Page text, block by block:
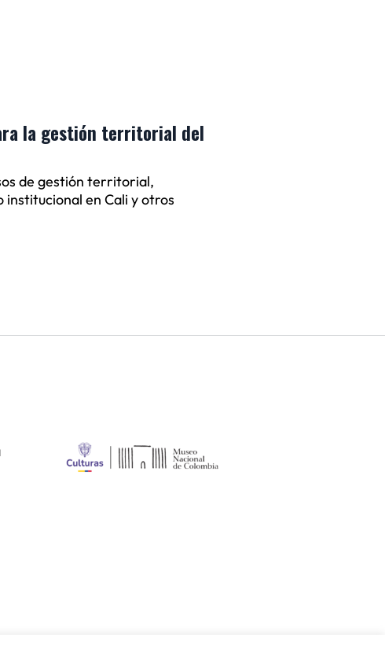
la gestión territorial del
de gestión territorial,
en Cali y otros